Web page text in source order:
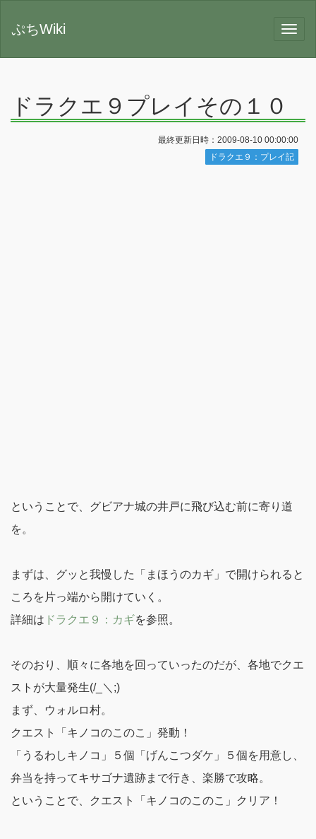
ぷちWiki
ドラクエ９プレイその１０
最終更新日時：2009-08-10 00:00:00
ドラクエ９：プレイ記
ということで、グビアナ城の井戸に飛び込む前に寄り道
を。
まずは、グッと我慢した「まほうのカギ」で開けられると
ころを片っ端から開けていく。
詳細は ドラクエ９：カギを参照。
そのおり、順々に各地を回っていったのだが、各地でクエ
ストが大量発生(/_＼;)
まず、ウォルロ村。
クエスト「キノコのこのこ」発動！
「うるわしキノコ」５個「げんこつダケ」５個を用意し、
弁当を持ってキサゴナ遺跡まで行き、楽勝で攻略。
ということで、
クエスト「キノコのこのこ」クリア！